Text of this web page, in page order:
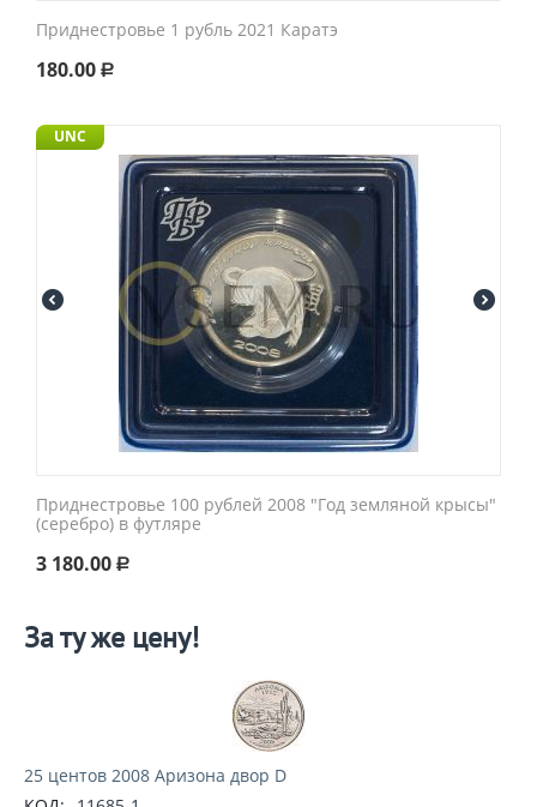
Приднестровье 1 рубль 2021 Каратэ
180.00 Р
UNC
Приднестровье 100 рублей 2008 "Год земляной крысы"
(серебро) в футляре
3 180.00 Р
За ту же цену!
25 центов 2008 Аризона двор D